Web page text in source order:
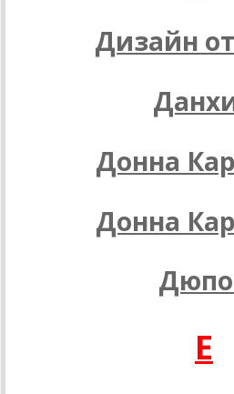
Дизайн
Донна
Донна
E